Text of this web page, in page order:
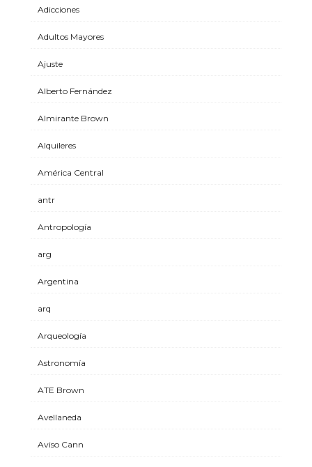
Adicciones
Adultos Mayores
Ajuste
Alberto Fernández
Almirante Brown
Alquileres
América Central
antr
Antropología
arg
Argentina
arq
Arqueología
Astronomía
ATE Brown
Avellaneda
Aviso Cann